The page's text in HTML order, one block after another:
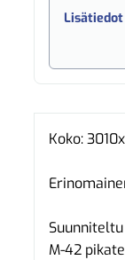
Lisätiedot
Koko:
M-42